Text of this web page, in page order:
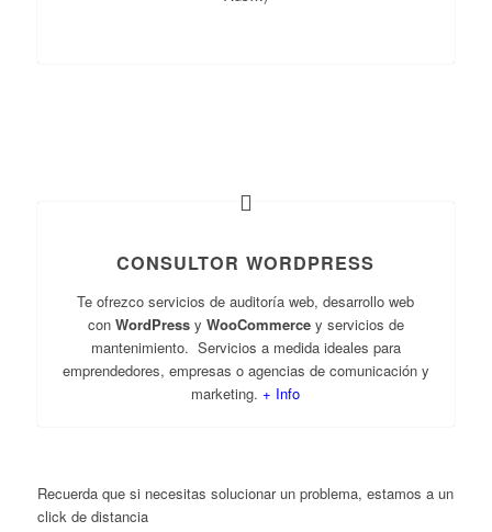
CONSULTOR WORDPRESS
Te ofrezco servicios de auditoría web, desarrollo web
con WordPressy WooCommercey servicios de
mantenimiento. Servicios a medida ideales para
emprendedores, empresas o agencias de comunicación y
marketing.+ Info
Recuerda que si necesitas solucionar un problema, estamos a un
click de distancia